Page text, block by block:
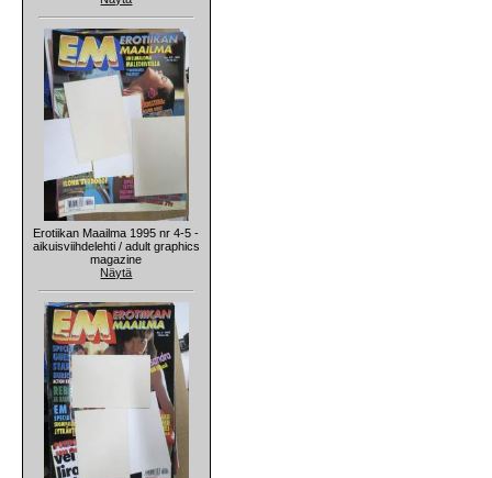
Erotiikan Maailma 1995 nr 4-5 -
aikuisviihdelehti / adult graphics
magazine
Näytä